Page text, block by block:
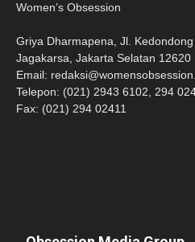
Women’s Obsession
Griya Dharmapena, Jl.
Jagakarsa, Jakarta Selatan 12620
Email:
Telepon: (021) 2943 6102, 294
Fax: (021) 294 02411